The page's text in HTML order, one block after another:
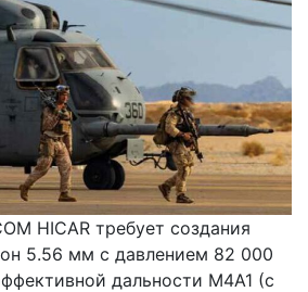
HICAR требует создания
5.56 мм с давлением 82 000
дальности M4A1 (с